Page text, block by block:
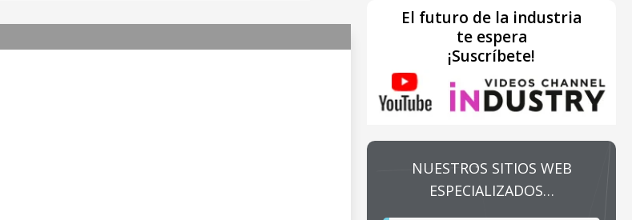
El futuro de la industria
te espera
¡Suscríbete!
NUESTROS SITIOS WEB
ESPECIALIZADOS…